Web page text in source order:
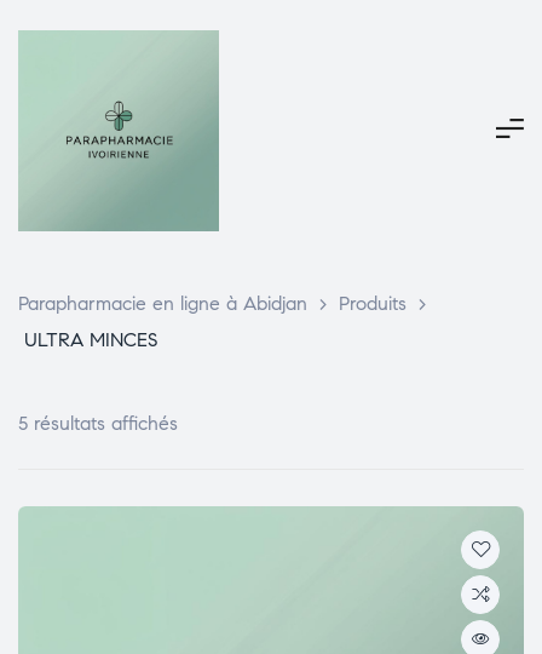
Parapharmacie en ligne à Abidjan > Produits
>
ULTRA MINCES
5 résultats affichés